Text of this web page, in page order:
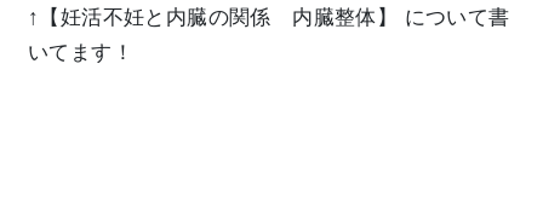
↑【妊活不妊と内臓の関係 内臓整体】
について書
いてます！